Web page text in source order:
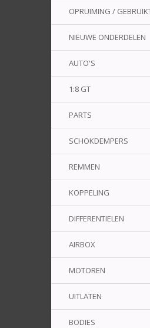
OPRUIMING /
NIEUWE ONDERDELEN
AUTO'S
1:8 GT
PARTS
SCHOKDEMPERS
REMMEN
KOPPELING
DIFFERENTIELEN
AIRBOX
MOTOREN
UITLATEN
BODIES